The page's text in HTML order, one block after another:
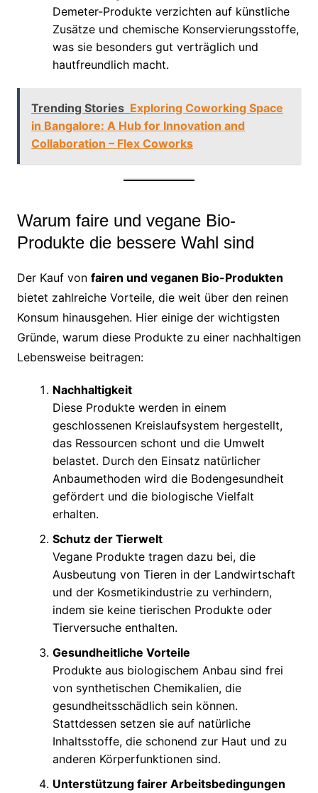
Demeter-Produkte verzichten auf künstliche
Zusätze und chemische Konservierungsstoffe,
was sie besonders gut verträglich und
hautfreundlich macht.
Trending Stories Exploring Coworking Space
in Bangalore: A Hub for Innovation and
Collaboration – Flex Coworks
Warum faire und vegane Bio-
Produkte die bessere Wahl sind
Der Kauf von fairen und veganen Bio-Produkten
bietet zahlreiche Vorteile, die weit über den reinen
Konsum hinausgehen. Hier einige der wichtigsten
Gründe, warum diese Produkte zu einer nachhaltigen
Lebensweise beitragen:
Nachhaltigkeit
Diese Produkte werden in einem
geschlossenen Kreislaufsystem hergestellt,
das Ressourcen schont und die Umwelt
belastet. Durch den Einsatz natürlicher
Anbaumethoden wird die Bodengesundheit
gefördert und die biologische Vielfalt
erhalten.
Schutz der Tierwelt
Vegane Produkte tragen dazu bei, die
Ausbeutung von Tieren in der Landwirtschaft
und der Kosmetikindustrie zu verhindern,
indem sie keine tierischen Produkte oder
Tierversuche enthalten.
Gesundheitliche Vorteile
Produkte aus biologischem Anbau sind frei
von synthetischen Chemikalien, die
gesundheitsschädlich sein können.
Stattdessen setzen sie auf natürliche
Inhaltsstoffe, die schonend zur Haut und zu
anderen Körperfunktionen sind.
Unterstützung fairer Arbeitsbedingungen